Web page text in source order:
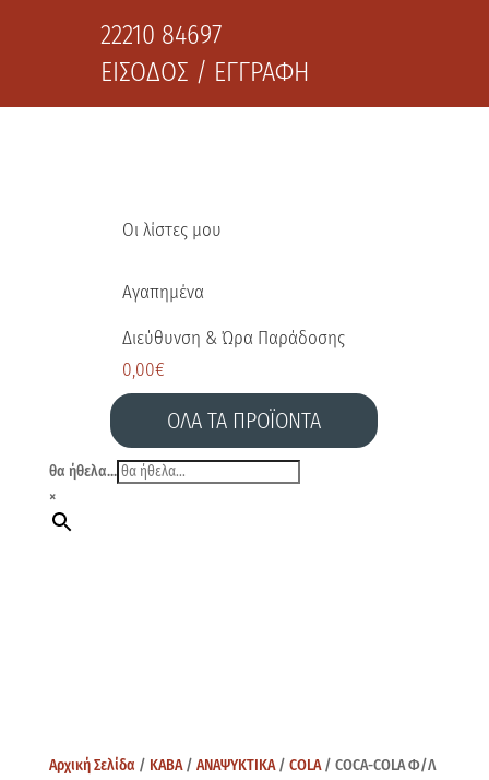
22210 84697
ΕΙΣΟΔΟΣ / ΕΓΓΡΑΦΗ
Οι λίστες μου
Αγαπημένα
Διεύθυνση & Ώρα Παράδοσης
0,00€
ΟΛΑ ΤΑ ΠΡΟΪΟΝΤΑ
θα ήθελα...
×
Αρχική Σελίδα / ΚΑΒΑ/ ΑΝΑΨΥΚΤΙΚΑ/ COLA/ COCA-COLA Φ/Λ